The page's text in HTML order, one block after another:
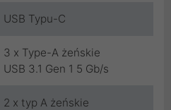
USB Typu-C
3 x Type-A żeńskie
USB 3.1 Gen 1 5 Gb/s
2 x typ A żeńskie